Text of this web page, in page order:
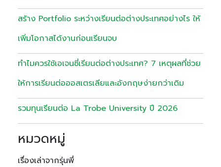
สร้าง Portfolio ระหว่างเรียนต่อต่างประเทศอย่างไร ให้
เพิ่มโอกาสได้งานก่อนเรียนจบ
ทำไมควรใช้เอเจนซี่เรียนต่อต่างประเทศ? 7 เหตุผลที่ช่วย
ให้การเรียนต่อออสเตรเลียและอังกฤษง่ายกว่าเดิม
รวมทุนเรียนต่อ La Trobe University ปี 2026
หมวดหมู่
เรื่องเล่าจากรุ่นพี่